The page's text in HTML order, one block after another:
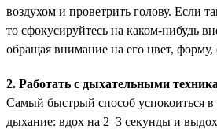
воздухом и проветрить голову. Если
то сфокусируйтесь на каком-нибудь
обращая внимание на его цвет, форму,
2. Работать с дыхательными
Самый быстрый способ успокоиться
дыхание: вдох на 2–3 секунды и